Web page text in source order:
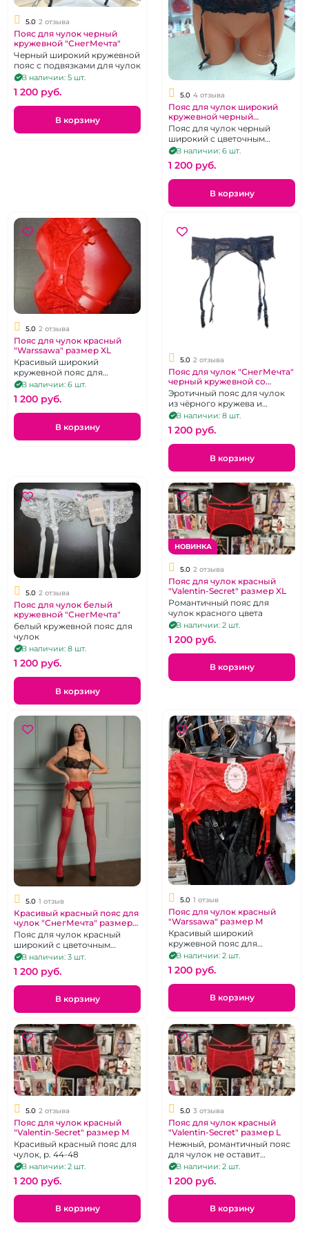
5.0 2 отзыва
Пояс для чулок черный
кружевной "СнегМечта"
Черный широкий кружевной
пояс с подвязками для чулок
В наличии: 5 шт.
1 200 pуб.
В корзину
5.0 4 отзыва
Пояс для чулок широкий
кружевной черный
"СнегМечта"
Пояс для чулок черный
широкий с цветочным
узором
В наличии: 6 шт.
1 200 pуб.
В корзину
5.0 2 отзыва
Пояс для чулок красный
"Warssawa" размер XL
Красивый широкий
кружевной пояс для
чуок.Размер 48-52
В наличии: 6 шт.
1 200 pуб.
В корзину
5.0 2 отзыва
Пояс для чулок "СнегМечта"
черный кружевной со
вставкой микросетка
Эротичный пояс для чулок
из чёрного кружева и
микросетки. Размер М.
В наличии: 8 шт.
1 200 pуб.
В корзину
5.0 2 отзыва
Пояс для чулок белый
кружевной "СнегМечта"
белый кружевной пояс для
чулок
В наличии: 8 шт.
1 200 pуб.
В корзину
НОВИНКА
5.0 2 отзыва
Пояс для чулок красный
"Valentin-Secret" размер XL
Романтичный пояс для
чулок красного цвета
В наличии: 2 шт.
1 200 pуб.
В корзину
5.0 1 отзыв
Красивый красный пояс для
чулок "СнегМечта" размер
M
Пояс для чулок красный
широкий с цветочным
узором
В наличии: 3 шт.
1 200 pуб.
В корзину
5.0 1 отзыв
Пояс для чулок красный
"Warssawa" размер M
Красивый широкий
кружевной пояс для
чуок.Размер 44-46
В наличии: 2 шт.
1 200 pуб.
В корзину
5.0 2 отзыва
Пояс для чулок красный
"Valentin-Secret" размер М
Красивый красный пояс для
чулок, р. 44-48
В наличии: 2 шт.
1 200 pуб.
В корзину
5.0 3 отзыва
Пояс для чулок красный
"Valentin-Secret" размер L
Нежный, романтичный пояс
для чулок не оставит
равнодушным вашего
В наличии: 2 шт.
1 200 pуб.
В корзину